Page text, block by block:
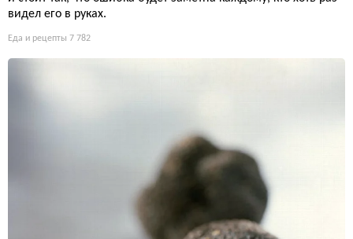
видел его в руках.
Еда и рецепты 7 782